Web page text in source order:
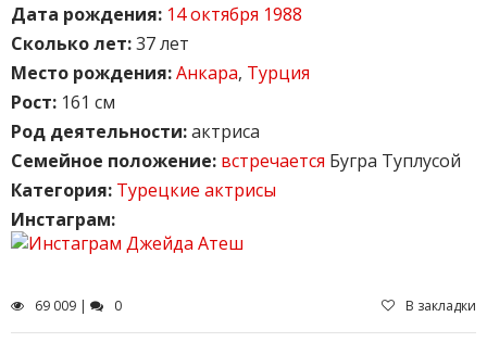
Дата рождения: 14 октября 1988
Сколько лет:37 лет
Место рождения:Анкара, Турция
Рост: 161 см
Род деятельности:актриса
Семейное положение: встречается Бугра Туплусой
Категория: Турецкие актрисы
Инстаграм:
69 009 | 0 В закладки